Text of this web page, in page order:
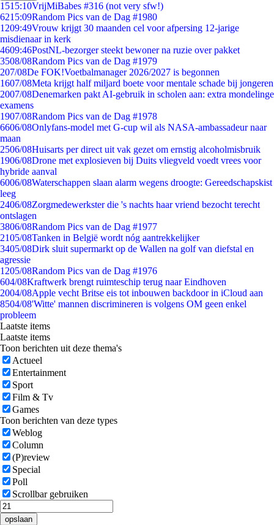
1515:10VrijMiBabes #316 (not very sfw!)
6215:09Random Pics van de Dag #1980
1209:49Vrouw krijgt 30 maanden cel voor afpersing 12-jarige
misdienaar in kerk
4609:46PostNL-bezorger steekt bewoner na ruzie over pakket
3508/08Random Pics van de Dag #1979
207/08De FOK!Voetbalmanager 2026/2027 is begonnen
1607/08Meta krijgt half miljard boete voor mentale schade bij jongeren
2007/08Denemarken pakt AI-gebruik in scholen aan: extra mondelinge
examens
1907/08Random Pics van de Dag #1978
6606/08Onlyfans-model met G-cup wil als NASA-ambassadeur naar
maan
2506/08Huisarts per direct uit vak gezet om ernstig alcoholmisbruik
1906/08Drone met explosieven bij Duits vliegveld voedt vrees voor
hybride aanval
6006/08Waterschappen slaan alarm wegens droogte: Gereedschapskist
leeg
2406/08Zorgmedewerkster die 's nachts haar vriend bezocht terecht
ontslagen
3806/08Random Pics van de Dag #1977
2105/08Tanken in België wordt nóg aantrekkelijker
3405/08Dirk sluit supermarkt op de Wallen na golf van diefstal en
agressie
1205/08Random Pics van de Dag #1976
604/08Kraftwerk brengt ruimteschip terug naar Eindhoven
2004/08Apple vecht Britse eis tot inbouwen backdoor in iCloud aan
8504/08'Witte' mannen discrimineren is volgens OM geen enkel
probleem
Laatste items
Laatste items
Toon berichten uit deze thema's
Actueel
Entertainment
Sport
Film & Tv
Games
Toon berichten van deze types
Weblog
Column
(P)review
Special
Poll
Scrollbar gebruiken
opslaan